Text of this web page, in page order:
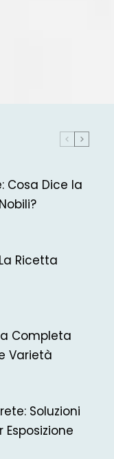
Cosa Dice la
Ricetta
Completa
Varietà
Soluzioni